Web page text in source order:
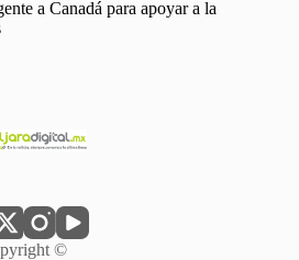
a Canadá para apoyar a la
©